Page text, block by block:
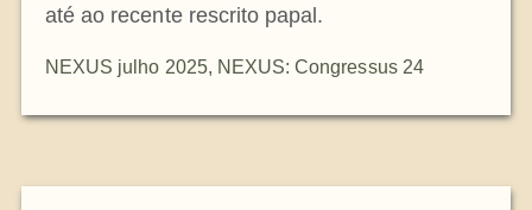
até ao recente rescrito papal.
NEXUS julho 2025, NEXUS: Congressus 24